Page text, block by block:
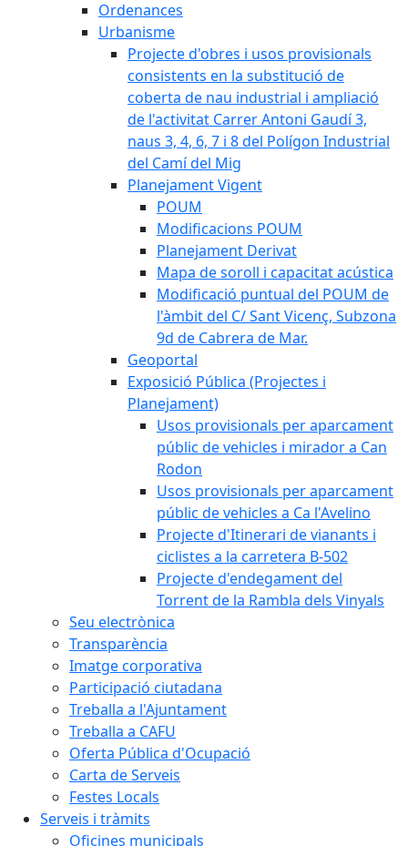
Ordenances
Urbanisme
Projecte d'obres i usos provisionals
consistents en la substitució de
coberta de nau industrial i ampliació
de l'activitat Carrer Antoni Gaudí 3,
naus 3, 4, 6, 7 i 8 del Polígon Industrial
del Camí del Mig
Planejament Vigent
POUM
Modificacions POUM
Planejament Derivat
Mapa de soroll i capacitat acústica
Modificació puntual del POUM de
l'àmbit del C/ Sant Vicenç, Subzona
9d de Cabrera de Mar.
Geoportal
Exposició Pública (Projectes i
Planejament)
Usos provisionals per aparcament
públic de vehicles i mirador a Can
Rodon
Usos provisionals per aparcament
públic de vehicles a Ca l'Avelino
Projecte d'Itinerari de vianants i
ciclistes a la carretera B-502
Projecte d'endegament del
Torrent de la Rambla dels Vinyals
Seu electrònica
Transparència
Imatge corporativa
Participació ciutadana
Treballa a l'Ajuntament
Treballa a CAFU
Oferta Pública d'Ocupació
Carta de Serveis
Festes Locals
Serveis i tràmits
Oficines municipals